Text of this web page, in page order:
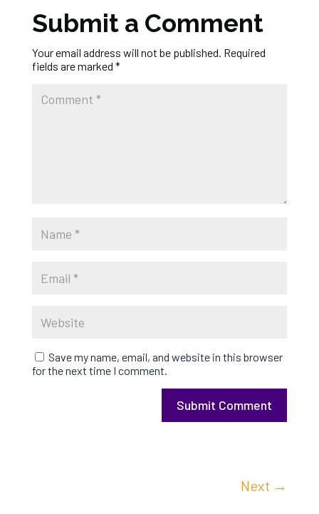
Submit a Comment
Your email address will not be published. Required
fields are marked *
Save my name, email, and website in this browser
for the next time I comment.
Submit Comment
Next →